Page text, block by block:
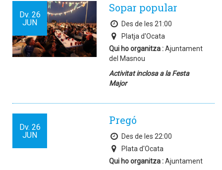
Dv. 26
JUN
Sopar popular
Des de les 21:00
Platja d'Ocata
Qui ho organitza :Ajuntament
del Masnou
Activitat inclosa a la Festa
Major
Dv. 26
JUN
Pregó
Des de les 22:00
Plata d'Ocata
Qui ho organitza :Ajuntament